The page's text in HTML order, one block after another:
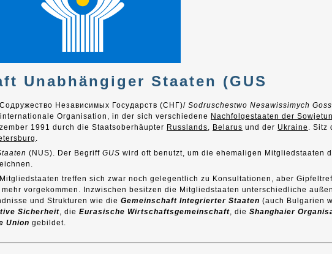
Unabhängiger Staaten (GUS
Содружество Независимых Государств (СНГ)/ Sodruschestwo Nesawissimych
Organisation, in der sich verschiedene Nachfolgestaaten der
1991 durch die Staatsoberhäupter Russlands Belarus und der Ukraine
.
(NUS). Der Begriff GUS wird oft benutzt, um die ehemaligen Mitgliedstaaten
treffen sich zwar noch gelegentlich zu Konsultationen, aber
vorgekommen. Inzwischen besitzen die Mitgliedstaaten unterschiedliche
und Strukturen wie die Gemeinschaft Integrierter Staaten (auch Bulgarien
Sicherheit , die Eurasische Wirtschaftsgemeinschaft , die Shanghaier
Union gebildet.